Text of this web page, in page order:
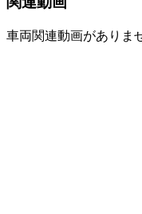
車両関連動画がありま